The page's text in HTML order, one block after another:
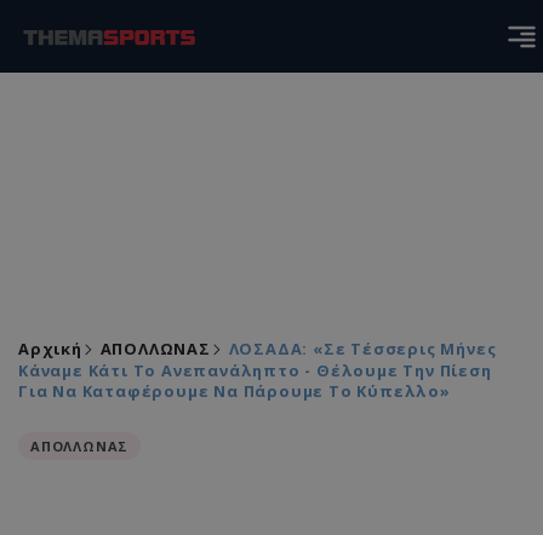
Αρχική ΑΠΟΛΛΩΝΑΣ
ΛΟΣΑΔΑ: «Σε Τέσσερις Μήνες
Κάναμε Κάτι Το Ανεπανάληπτο - Θέλουμε Την Πίεση
Για Να Καταφέρουμε Να Πάρουμε Το Κύπελλο»
ΑΠΟΛΛΩΝΑΣ